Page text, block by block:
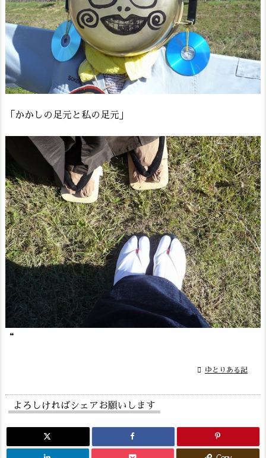
「かかしの足元と私の足元」
“
 ゆとりある記
よろしければシェアお願いします